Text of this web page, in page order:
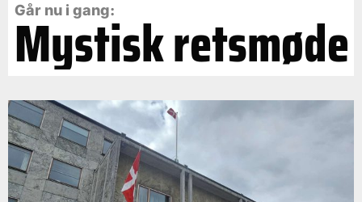
Går nu i gang:
Mystisk retsmøde